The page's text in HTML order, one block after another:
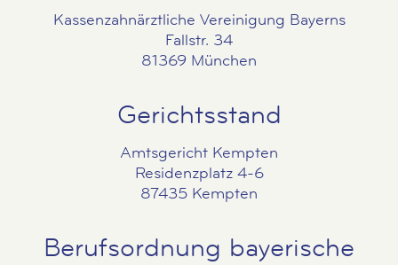
Kassenzahnärztliche Vereinigung Bayerns
Fallstr. 34
81369 München
Gerichtsstand
Amtsgericht Kempten
Residenzplatz 4-6
87435 Kempten
Berufsordnung bayerische